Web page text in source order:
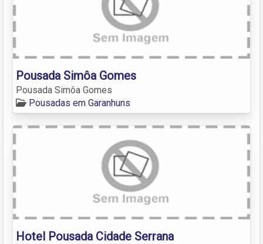
Pousada Simôa Gomes
Pousada Simôa Gomes
Pousadas em Garanhuns
Hotel Pousada Cidade Serrana